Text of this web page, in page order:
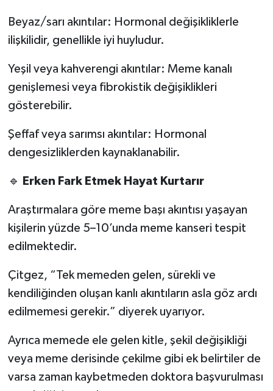
Beyaz/sarı akıntılar: Hormonal değişikliklerle
ilişkilidir, genellikle iyi huyludur.
Yeşil veya kahverengi akıntılar: Meme kanalı
genişlemesi veya fibrokistik değişiklikleri
gösterebilir.
Şeffaf veya sarımsı akıntılar: Hormonal
dengesizliklerden kaynaklanabilir.
🔹 Erken Fark Etmek Hayat Kurtarır
Araştırmalara göre meme başı akıntısı yaşayan
kişilerin yüzde 5–10’unda meme kanseri tespit
edilmektedir.
Çitgez, “Tek memeden gelen, sürekli ve
kendiliğinden oluşan kanlı akıntıların asla göz ardı
edilmemesi gerekir.” diyerek uyarıyor.
Ayrıca memede ele gelen kitle, şekil değişikliği
veya meme derisinde çekilme gibi ek belirtiler de
varsa zaman kaybetmeden doktora başvurulması